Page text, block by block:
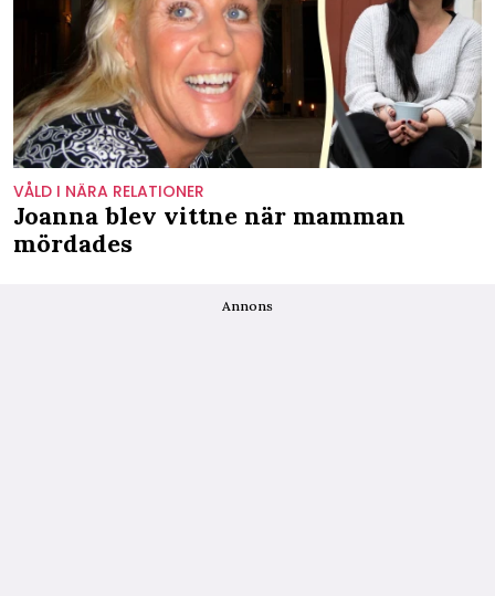
VÅLD I NÄRA RELATIONER
Joanna blev vittne när mamman
mördades
Annons